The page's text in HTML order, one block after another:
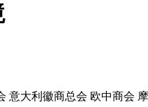
意大利徽商总会 欧中商会